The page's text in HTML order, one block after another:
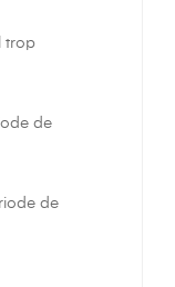
trop
de
de